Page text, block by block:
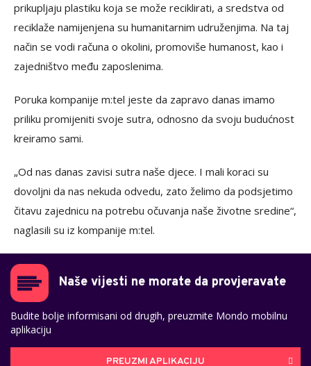
prikupljaju plastiku koja se može reciklirati, a sredstva od
reciklaže namijenjena su humanitarnim udruženjima. Na taj
način se vodi računa o okolini, promoviše humanost, kao i
zajedništvo među zaposlenima.
Poruka kompanije m:tel jeste da zapravo danas imamo
priliku promijeniti svoje sutra, odnosno da svoju budućnost
kreiramo sami.
„Od nas danas zavisi sutra naše djece. I mali koraci su
dovoljni da nas nekuda odvedu, zato želimo da podsjetimo
čitavu zajednicu na potrebu očuvanja naše životne sredine“,
naglasili su iz kompanije m:tel.
Naše vijesti ne morate da provjeravate
Budite bolje informisani od drugih, preuzmite Mondo mobilnu
aplikaciju
PREUZMI APLIKACIJU